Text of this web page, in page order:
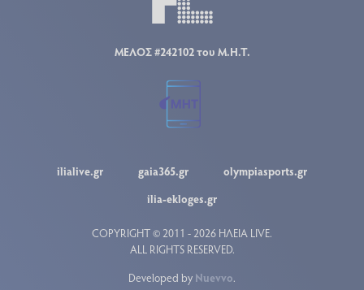
ΜΕΛΟΣ #242102 του Μ.Η.Τ.
ilialive.gr gaia365.gr
olympiasports.gr
ilia-ekloges.gr
COPYRIGHT © 2011 - 2026 ΗΛΕΙΑ LIVE.
ALL RIGHTS RESERVED.
Developed by Nuevvo.